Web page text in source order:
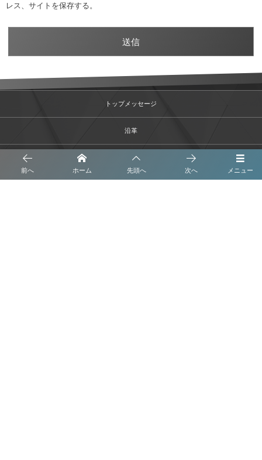
レス、サイトを保存する。
メニュー
前へ ホーム 先頭へ 次へ
トップメッセージ
沿革
事業内容